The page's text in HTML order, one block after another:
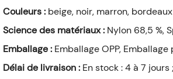
Couleurs : beige, noir, marron, bordeaux
Science des matériaux : Nylon 68,5 %,
Emballage : Emballage OPP,
Délai de livraison : En stock : 4 à 7